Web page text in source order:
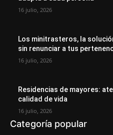
16 julio, 2026
Los minitrasteros, la
sin renunciar a tus
16 julio, 2026
Residencias de mayores:
calidad de vida
16 julio, 2026
Categoría popular